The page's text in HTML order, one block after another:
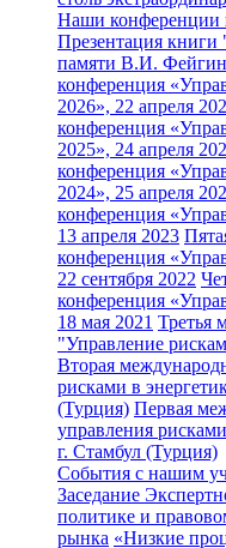
Наши конференции
Презентация
памяти В.И.
конференция
2026», 22 апреля
конференция
2025», 24 апреля
конференция
2024», 25 апреля
конференция
13 апреля 2023
конференция
22 сентября 2022
конференция
18 мая 2021 Третья
"Управление
Вторая
рисками в
(Турция) Первая
управления
г. Стамбул (Турция)
События с нашим
Заседание
политике и
рынка «Низкие